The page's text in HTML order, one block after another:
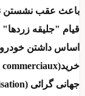
باعث عقب نشستن
قیام "جلیقه
اساس داشتن